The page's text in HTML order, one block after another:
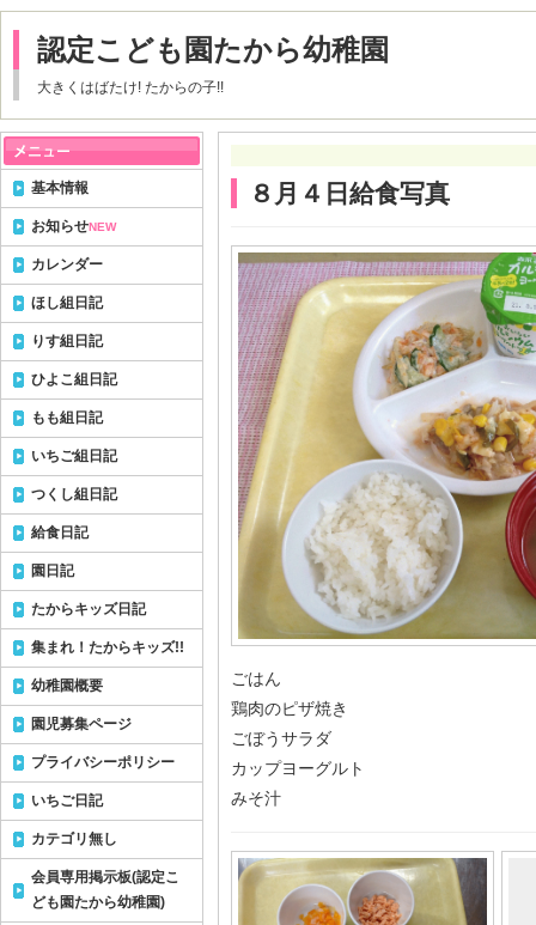
認定こども園たから幼稚園
大きくはばたけ! たからの子!!
８月４日給食写真
ごはん
鶏肉のピザ焼き
ごぼうサラダ
カップヨーグルト
みそ汁
基本情報
お知らせNEW
カレンダー
ほし組日記
りす組日記
ひよこ組日記
もも組日記
いちご組日記
つくし組日記
給食日記
園日記
たからキッズ日記
集まれ！たからキッズ!!
幼稚園概要
園児募集ページ
プライバシーポリシー
いちご日記
カテゴリ無し
会員専用掲示板(認定こ
ども園たから幼稚園)